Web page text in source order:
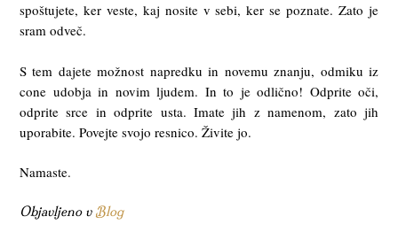
spoštujete, ker veste, kaj nosite v sebi, ker se poznate. Zato je
sram odveč.
S tem dajete možnost napredku in novemu znanju, odmiku iz
cone udobja in novim ljudem. In to je odlično! Odprite oči,
odprite srce in odprite usta. Imate jih z namenom, zato jih
uporabite. Povejte svojo resnico. Živite jo.
Namaste.
Objavljeno v Blog